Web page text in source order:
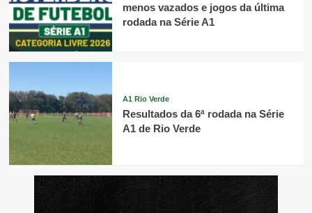
menos vazados e jogos da última
rodada na Série A1
A1 Rio Verde
Resultados da 6ª rodada na Série
A1 de Rio Verde